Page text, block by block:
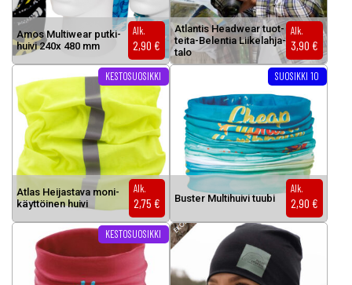
Amos Mul­ti­wear put­ki­
hui­vi 240x 480 mm
Alk.
2,90 €
At­lan­tis Head­wear tuot­
tei­ta-Be­len­tia Lii­ke­lah­ja­
ta­lo
Alk.
3,90 €
At­las Hei­jas­ta­va mo­ni­
käyt­töi­nen hui­vi
Alk.
2,75 €
KESTOSUOSIKKI
Tällä tuotteella on useampi muunnelma. Voit tehdä valinnat
Bus­ter Mul­ti­hui­vi tuu­bi
Alk.
2,90 €
SUOSIKKI 10
KESTOSUOSIKKI
Tällä tuotteella on useampi muunnelma. Voit tehdä valinnat